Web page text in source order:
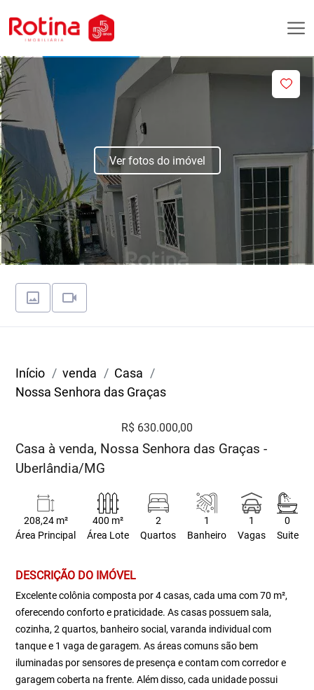
Ver fotos do imóvel
Início venda
Casa
Nossa Senhora das Graças
R$ 630.000,00
Casa à venda, Nossa Senhora das Graças -
Uberlândia/MG
208,24 m²
Área Principal
400 m²
Área Lote
2
Quartos
1
Banheiro
1
Vagas
0
Suite
DESCRIÇÃO DO IMÓVEL
Excelente colônia composta por 4 casas, cada uma com 70 m²,
oferecendo conforto e praticidade. As casas possuem sala,
cozinha, 2 quartos, banheiro social, varanda individual com
tanque e 1 vaga de garagem. As áreas comuns são bem
iluminadas por sensores de presença e contam com corredor e
garagem coberta na frente. Além disso, cada unidade possui